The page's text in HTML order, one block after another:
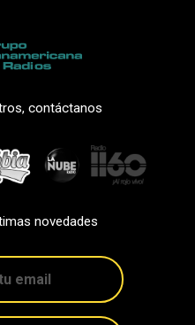
contáctanos
novedades